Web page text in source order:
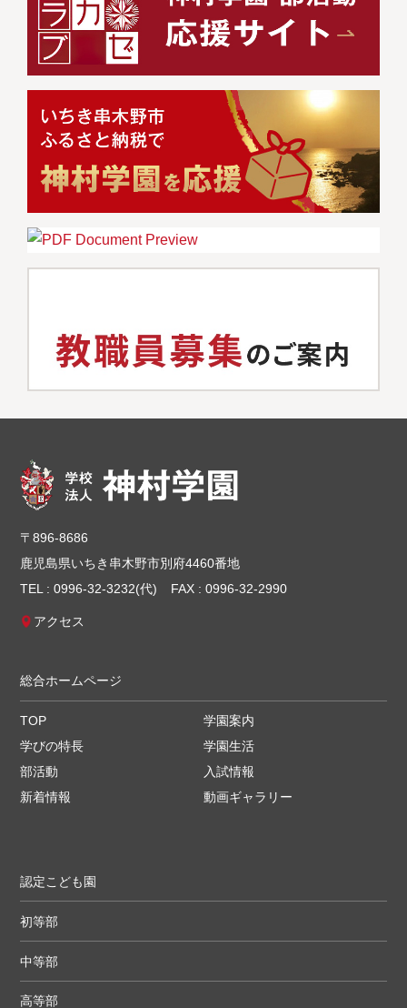
〒896-8686
鹿児島県いちき串木野市別府4460番地
TEL : 0996-32-3232(代)
FAX : 0996-32-2990
アクセス
総合ホームページ
TOP
学園案内
学びの特長
学園生活
部活動
入試情報
新着情報
動画ギャラリー
認定こども園
初等部
中等部
高等部